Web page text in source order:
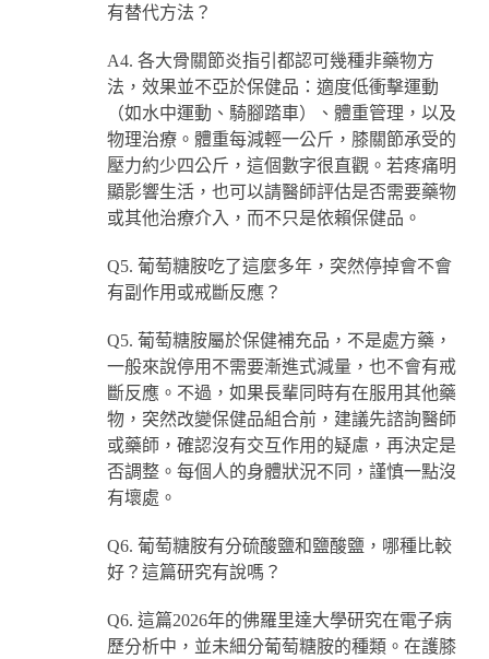
有替代方法？
A4. 各大骨關節炎指引都認可幾種非藥物方
法，效果並不亞於保健品：適度低衝擊運動
（如水中運動、騎腳踏車）、體重管理，以及
物理治療。體重每減輕一公斤，膝關節承受的
壓力約少四公斤，這個數字很直觀。若疼痛明
顯影響生活，也可以請醫師評估是否需要藥物
或其他治療介入，而不只是依賴保健品。
Q5. 葡萄糖胺吃了這麼多年，突然停掉會不會
有副作用或戒斷反應？
Q5. 葡萄糖胺屬於保健補充品，不是處方藥，
一般來說停用不需要漸進式減量，也不會有戒
斷反應。不過，如果長輩同時有在服用其他藥
物，突然改變保健品組合前，建議先諮詢醫師
或藥師，確認沒有交互作用的疑慮，再決定是
否調整。每個人的身體狀況不同，謹慎一點沒
有壞處。
Q6. 葡萄糖胺有分硫酸鹽和鹽酸鹽，哪種比較
好？這篇研究有說嗎？
Q6. 這篇2026年的佛羅里達大學研究在電子病
歷分析中，並未細分葡萄糖胺的種類。在護膝